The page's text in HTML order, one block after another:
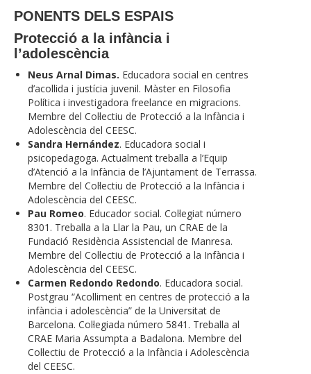
PONENTS DELS ESPAIS
Protecció a la infància i
l’adolescència
Neus Arnal Dimas. Educadora social en centres
d’acollida i justícia juvenil. Màster en Filosofia
Política i investigadora freelance en migracions.
Membre del Col·lectiu de Protecció a la Infància i
Adolescència del CEESC.
Sandra Hernández. Educadora social i
psicopedagoga. Actualment treballa a l’Equip
d’Atenció a la Infància de l’Ajuntament de Terrassa.
Membre del Col·lectiu de Protecció a la Infància i
Adolescència del CEESC.
Pau Romeo. Educador social. Col·legiat número
8301. Treballa a la Llar la Pau, un CRAE de la
Fundació Residència Assistencial de Manresa.
Membre del Col·lectiu de Protecció a la Infància i
Adolescència del CEESC.
Carmen Redondo Redondo. Educadora social.
Postgrau “Acolliment en centres de protecció a la
infància i adolescència” de la Universitat de
Barcelona. Col·legiada número 5841. Treballa al
CRAE Maria Assumpta a Badalona. Membre del
Col·lectiu de Protecció a la Infància i Adolescència
del CEESC.